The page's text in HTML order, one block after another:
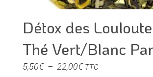
page
produit
Détox des
Thé Vert/Blanc
5,50€ – 22,00€Plage
TTC